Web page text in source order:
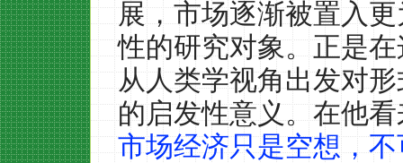
展，市场逐渐被置入
性的研究对象。正是
从人类学视角出发对
的启发性意义。在他
市场经济只是空想，